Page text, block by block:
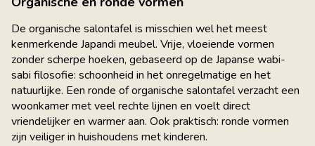
De organische salontafel is misschien wel het meest
kenmerkende Japandi meubel. Vrije, vloeiende vormen
zonder scherpe hoeken, gebaseerd op de Japanse wabi-
sabi filosofie: schoonheid in het onregelmatige en het
natuurlijke. Een ronde of organische salontafel verzacht een
woonkamer met veel rechte lijnen en voelt direct
vriendelijker en warmer aan. Ook praktisch: ronde vormen
zijn veiliger in huishoudens met kinderen.